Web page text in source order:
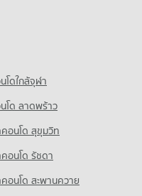
โดใกล้จุฬา
โด ลาดพร้าว
คอนโด สุขุมวิท
คอนโด รัชดา
คอนโด สะพานควาย